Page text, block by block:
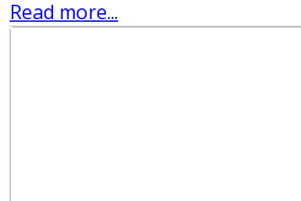
Read more...